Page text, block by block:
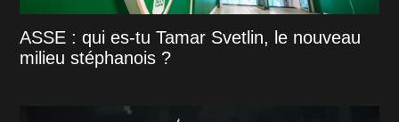
ASSE : qui es-tu Tamar Svetlin, le nouveau
milieu stéphanois ?